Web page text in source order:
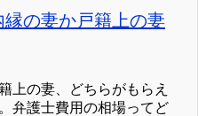
の妻か戸籍上の妻
上の妻、どちらがもらえ
弁護士費用の相場ってど